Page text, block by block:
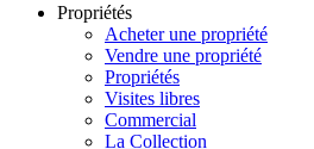
Propriétés
Acheter une propriété
Vendre une propriété
Propriétés
Visites libres
Commercial
La Collection